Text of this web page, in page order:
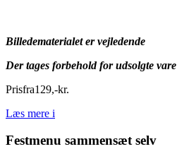
Billedematerialet er vejledende
Der tages forbehold for udsolgte vare
Prisfra129,-kr.
Læs mere i
Festmenu sammensæt selv